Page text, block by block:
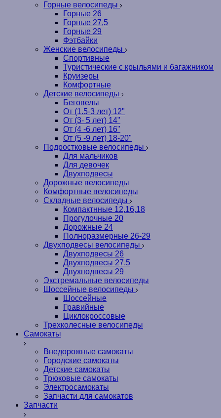
Горные велосипеды
Горные 26
Горные 27,5
Горные 29
Фэтбайки
Женские велосипеды
Спортивные
Туристические с крыльями и багажником
Круизеры
Комфортные
Детские велосипеды
Беговелы
От (1.5-3 лет) 12"
От (3- 5 лет) 14"
От (4 -6 лет) 16"
От (5 -9 лет) 18-20"
Подростковые велосипеды
Для мальчиков
Для девочек
Двухподвесы
Дорожные велосипеды
Комфортные велосипеды
Складные велосипеды
Компактнные 12,16,18
Прогулочные 20
Дорожные 24
Полноразмерные 26-29
Двухподвесы велосипеды
Двухподвесы 26
Двухподвесы 27.5
Двухподвесы 29
Экстремальные велосипеды
Шоссейные велосипеды
Шоссейные
Гравийные
Циклокроссовые
Трехколесные велосипеды
Самокаты
Внедорожные самокаты
Городские самокаты
Детские самокаты
Трюковые самокаты
Электросамокаты
Запчасти для самокатов
Запчасти